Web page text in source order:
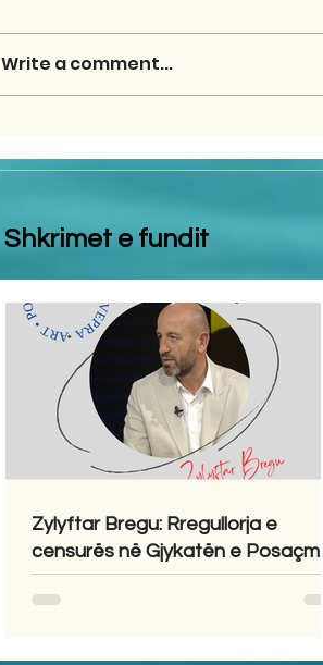
Write a comment...
Shkrimet e fundit
Zylyftar Bregu: Rregullorja e
censurës në Gjykatën e Posaçme